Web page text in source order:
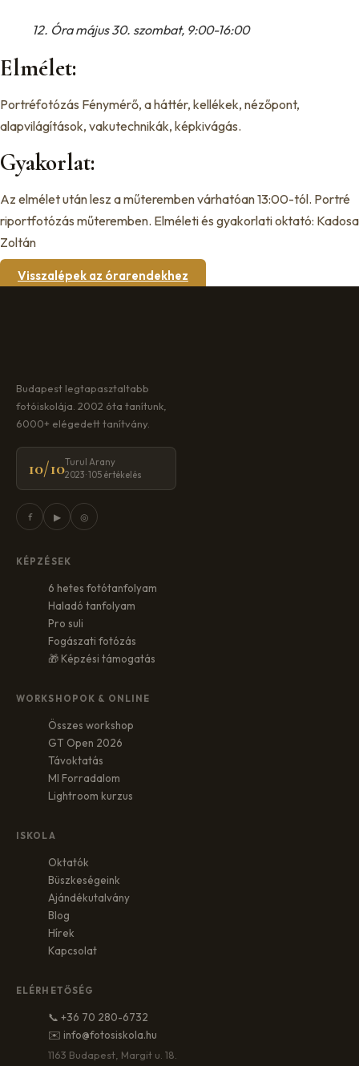
12. Óra május 30. szombat, 9:00-16:00
Elmélet:
Portréfotózás Fénymérő, a háttér, kellékek, nézőpont,
alapvilágítások, vakutechnikák, képkivágás.
Gyakorlat:
Az elmélet után lesz a műteremben várhatóan 13:00-tól. Portré
riportfotózás műteremben. Elméleti és gyakorlati oktató: Kadosa
Zoltán
Visszalépek az órarendekhez
Budapest legtapasztaltabb
fotóiskolája. 2002 óta tanítunk,
6000+ elégedett tanítvány.
10/10Turul Arany
2023 · 105 értékelés
f ▶ ◎
KÉPZÉSEK
6 hetes fotótanfolyam
Haladó tanfolyam
Pro suli
Fogászati fotózás
🎁 Képzési támogatás
WORKSHOPOK & ONLINE
Összes workshop
GT Open 2026
Távoktatás
MI Forradalom
Lightroom kurzus
ISKOLA
Oktatók
Büszkeségeink
Ajándékutalvány
Blog
Hírek
Kapcsolat
ELÉRHETŐSÉG
📞 +36 70 280-6732
✉️ info@fotosiskola.hu
1163 Budapest, Margit u. 18.